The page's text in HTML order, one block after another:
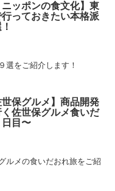
ニッポンの食文化】東
っておきたい本格派
選をご紹介します！
世保グルメ】商品開発
佐世保グルメ食いだ
目〜
ルメの食いだおれ旅をご紹